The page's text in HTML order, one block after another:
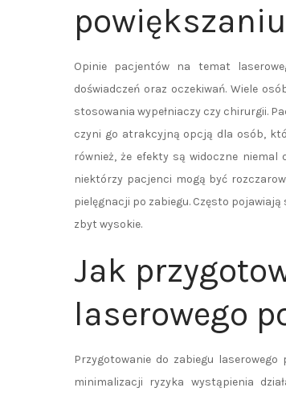
Opinie pacjentów na temat
doświadczeń oraz oczekiwań. Wiele
stosowania wypełniaczy czy chirurgii.
czyni go atrakcyjną opcją dla osób,
również, że efekty są widoczne
niektórzy pacjenci mogą być
pielęgnacji po zabiegu. Często
zbyt wysokie.
Jak
laserowego
Przygotowanie do zabiegu
minimalizacji ryzyka wystąpienia